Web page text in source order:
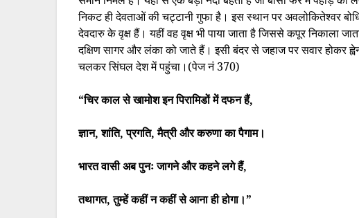
निकट ही देवताओं की चट्टानी गुफा है। इस स्थान पर अवलोकितेश्वर
देवदारु के वृक्ष हैं। यहीं वह वृक्ष भी पाया जाता है जिससे कपूर निकाला
दक्षिण सागर और लंका को जाते हैं। इसी बंदर से जहाज पर सवार होकर
चलकर सिंघल देश में पहुंचा।(पेज नं 370)
“चिर काल से खामोश इन पिरामिडों में दफन हैं,
ज्ञान, शांति, प्रगति, मैत्री और करुणा का पैगाम।
भारत वासी अब पुनः जागने और कहने लगे हैं,
तथागत, तुम्हें कहीं न कहीं से आना ही होगा।”